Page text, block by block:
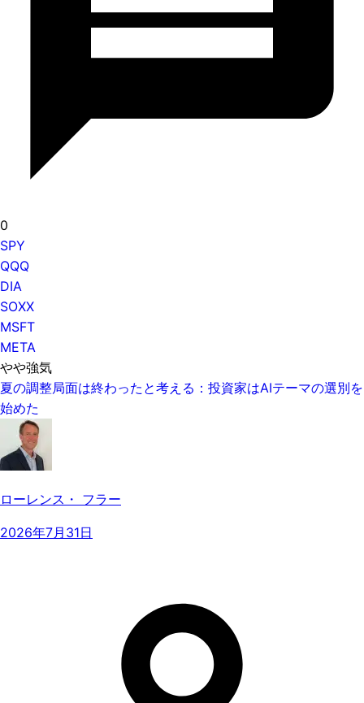
0
SPY
QQQ
DIA
SOXX
MSFT
META
やや強気
夏の調整局面は終わったと考える：投資家はAIテーマの選別を
始めた
ローレンス・ フラー
2026年7月31日